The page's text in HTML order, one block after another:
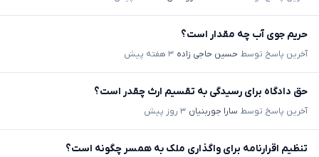
حریم جوی آب چه مقدار است؟
آخرین پاسخ توسط حسین حاجی زاده ۳ هفته پیش
حق دادگاه برای رسیدگی به تقسیم ارث چقدر است؟
آخرین پاسخ توسط سارا جوربنیان ۳ روز پیش
تنظیم اقرارنامه برای واگذاری ملک به همسر چگونه است؟